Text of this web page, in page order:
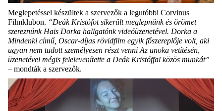
Meglepetéssel készültek a szervezők a legutóbbi Corvinus
Filmklubon. “Deák Kristófot sikerült meglepnünk és örömet
szereznünk Hais Dorka hallgatónk videóüzenetével. Dorka a
Mindenki című, Oscar-díjas rövidfilm egyik főszereplője volt, aki
ugyan nem tudott személyesen részt venni Az unoka vetítésén,
üzenetével mégis felelevenítette a Deák Kristóffal közös munkát”
– mondták a szervezők.